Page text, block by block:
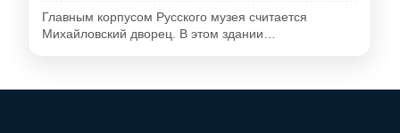
Главным корпусом Русского музея считается
Михайловский дворец. В этом здании…